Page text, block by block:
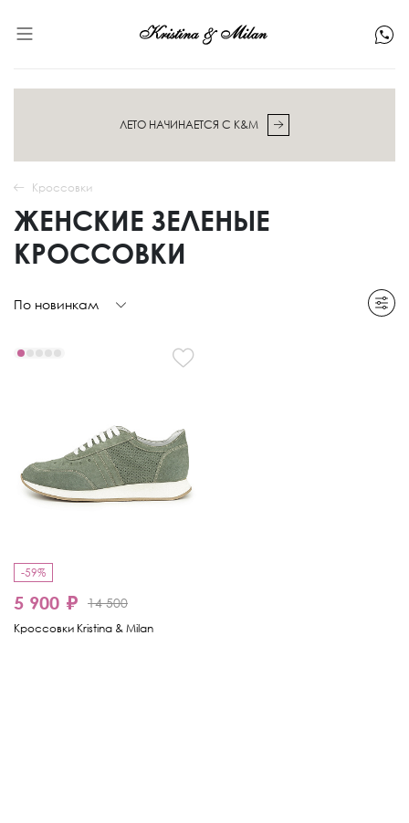
ЛЕТО НАЧИНАЕТСЯ С K&M
Кроссовки
ЖЕНСКИЕ ЗЕЛЕНЫЕ
КРОССОВКИ
По новинкам
-59%
5 900 ₽ 14 500
Кроссовки Kristina & Milan